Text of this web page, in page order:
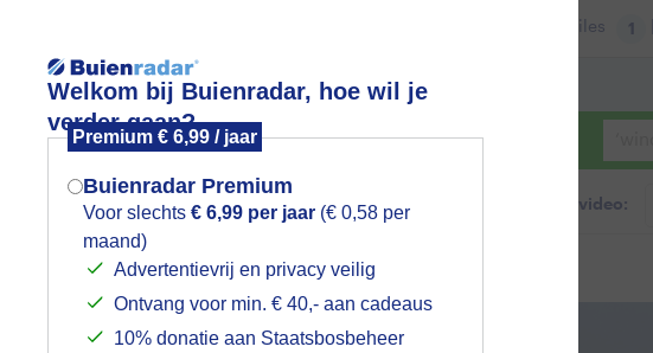
Welkom bij Buienradar, hoe wil je
verder gaan?
Premium € 6,99 / jaar
Buienradar Premium
Voor slechts € 6,99 per jaar (€ 0,58 per
maand)
Advertentievrij en privacy veilig
Ontvang voor min. € 40,- aan cadeaus
10% donatie aan Staatsbosbeheer
Files 1
Lees meer.
Foto en video Weerzine
Zoeken in foto & video:
EN EN WIND AAN ZEE
Mogen we je locatie gebruiken voor
het weer?